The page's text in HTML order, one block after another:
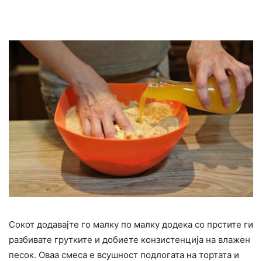
Сокот додавајте го малку по малку додека со прстите ги
разбивате грутките и добиете конзистенција на влажен
песок. Оваа смеса е всушност подлогата на тортата и